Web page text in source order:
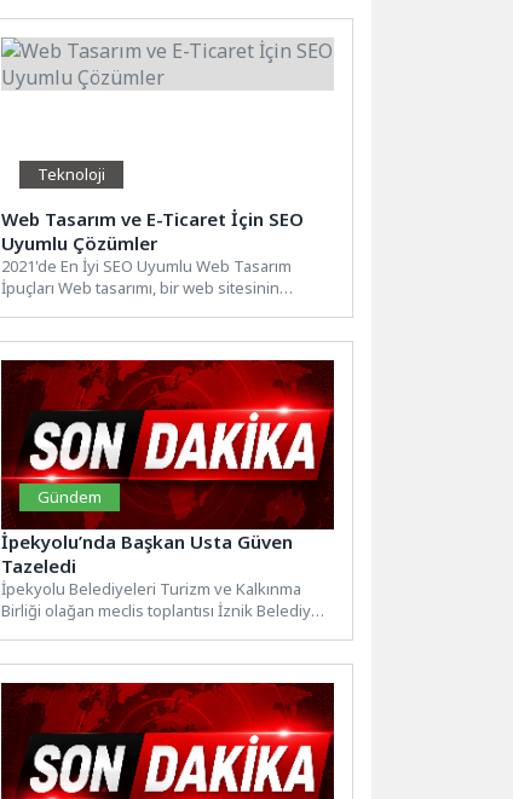
Teknoloji
Web Tasarım ve E-Ticaret İçin SEO
Uyumlu Çözümler
2021'de En İyi SEO Uyumlu Web Tasarım
İpuçları Web tasarımı, bir web sitesinin
Gündem
İpekyolu’nda Başkan Usta Güven
Tazeledi
İpekyolu Belediyeleri Turizm ve Kalkınma
Birliği olağan meclis toplantısı İznik Belediye